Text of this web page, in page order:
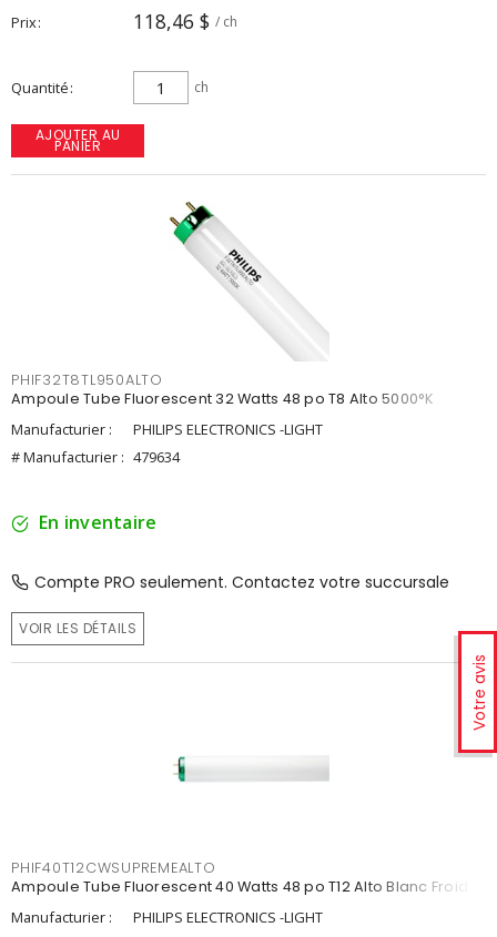
Votre avis
Prix 118,46 $ / ch
Quantité ch
AJOUTER AU
PANIER
PHIF32T8TL950ALTO
Ampoule Tube Fluorescent 32 Watts 48 po T8 Alto 5000°K
Manufacturier :
PHILIPS ELECTRONICS -LIGHT
# Manufacturier : 479634
En inventaire
Compte PRO seulement. Contactez votre succursale
VOIR LES DÉTAILS
PHIF40T12CWSUPREMEALTO
Ampoule Tube Fluorescent 40 Watts 48 po T12 Alto Blanc Froid
Manufacturier :
PHILIPS ELECTRONICS -LIGHT